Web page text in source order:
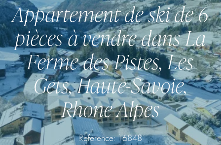
Appartement de ski de 6
pièces à vendre dans La
Ferme des Pistes, Les
Gets, Haute-Savoie,
Rhone-Alpes
Reference: 16848
Register for Property Alerts